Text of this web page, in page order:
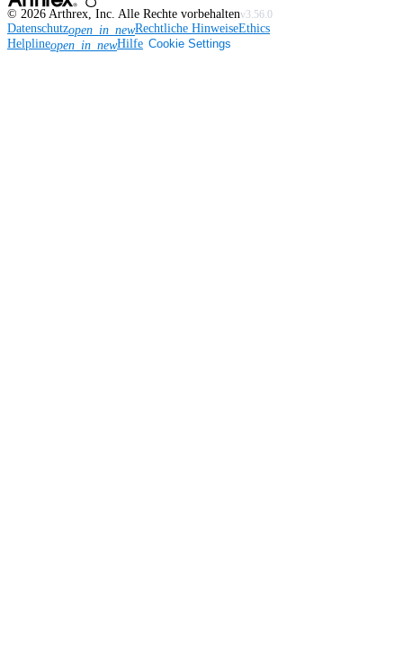
© 2026 Arthrex, Inc. Alle Rechte vorbehaltenv3.56.0
Datenschutzopen_in_newRechtliche HinweiseEthics
Helplineopen_in_newHilfe Cookie Settings